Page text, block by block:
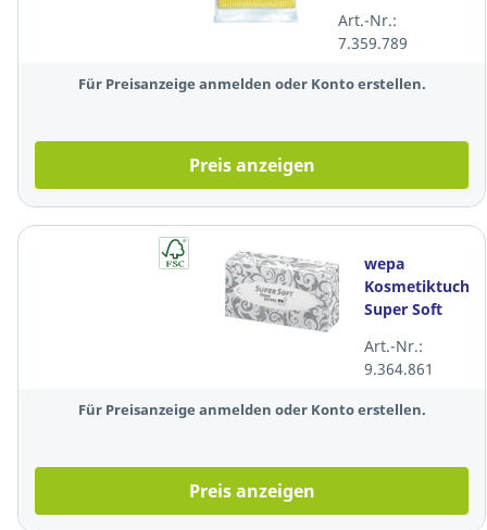
Art.-Nr.:
7.359.789
Für Preisanzeige anmelden oder Konto erstellen.
Preis anzeigen
wepa
Kosmetiktuch
Super Soft
lagig, 21 x
20,5 cm,
weiß, 100
Art.-Nr.:
9.364.861
Für Preisanzeige anmelden oder Konto erstellen.
Preis anzeigen